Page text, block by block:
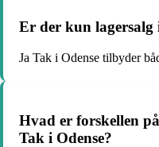
Er der kun lagersalg
Ja Tak i Odense tilbyder
Hvad er forskellen
Tak i Odense?